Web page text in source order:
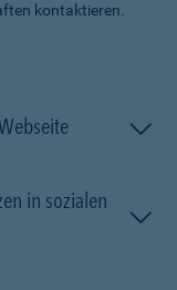
kontaktieren.
in sozialen